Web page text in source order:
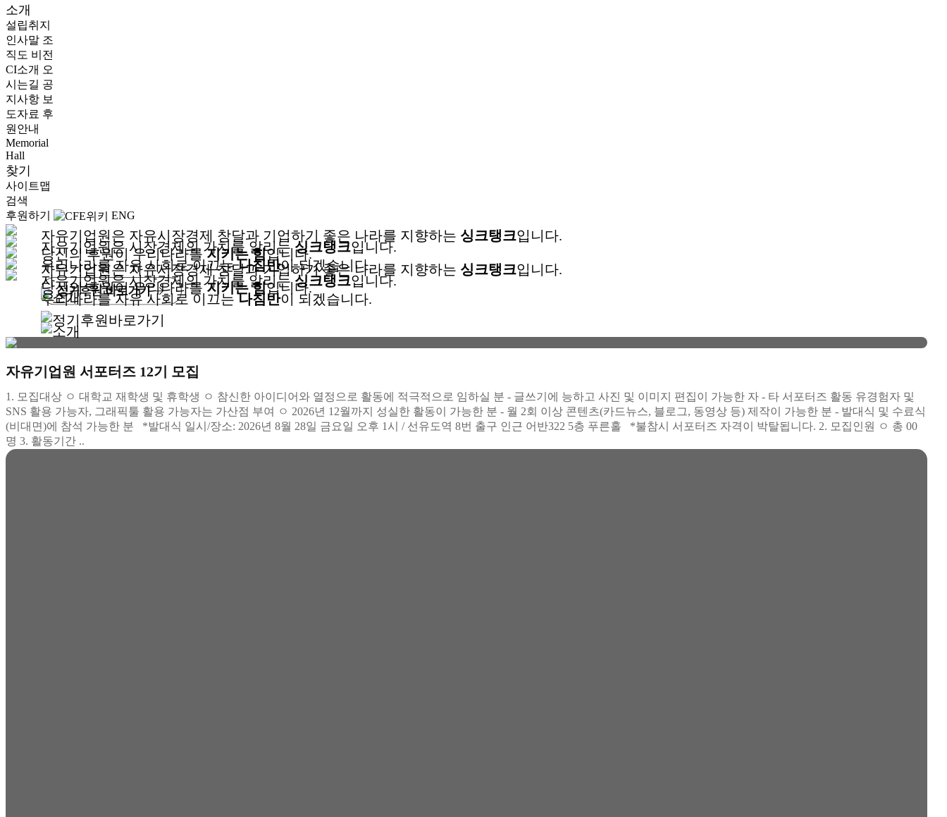
소개
설립취지
인사말 조
직도 비전
CI소개 오
시는길 공
지사항 보
도자료 후
원안내
Memorial
Hall
찾기
사이트맵
검색
후원하기
ENG
자유기업원은 자유시장경제 창달과 기업하기 좋은 나라를 지향하는 싱크탱크입니다.
당신의 후원이 우리나라를지키는 힘입니다.
자유기업원은 시장경제의 가치를 알리는싱크탱크입니다.
우리나라를 자유 사회로 이끄는나침반이 되겠습니다.
자유기업원은 자유시장경제 창달과기업하기 좋은 나라를 지향하는 싱크탱크입니다.
당신의 후원이 우리나라를지키는 힘입니다.
자유기업원은 시장경제의 가치를 알리는싱크탱크입니다.
우리나라를 자유 사회로 이끄는나침반이 되겠습니다.
자유기업원 서포터즈 12기 모집
1. 모집대상 ㅇ 대학교 재학생 및 휴학생 ㅇ 참신한 아이디어와 열정으로 활동에 적극적으로 임하실 분 - 글쓰기에 능하고 사진 및 이미지 편집이 가능한 자 - 타 서포터즈 활동 유경험자 및
SNS 활용 가능자, 그래픽툴 활용 가능자는 가산점 부여 ㅇ 2026년 12월까지 성실한 활동이 가능한 분 - 월 2회 이상 콘텐츠(카드뉴스, 블로그, 동영상 등) 제작이 가능한 분 - 발대식 및 수료식
(비대면)에 참석 가능한 분 *발대식 일시/장소: 2026년 8월 28일 금요일 오후 1시 / 선유도역 8번 출구 인근 어반322 5층 푸른홀 *불참시 서포터즈 자격이 박탈됩니다. 2. 모집인원 ㅇ 총 00
명 3. 활동기간 ..